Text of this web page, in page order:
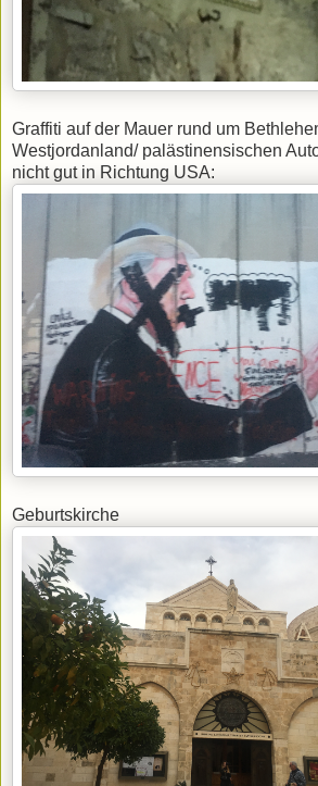
Graffiti auf der Mauer rund um
Westjordanland/ palästinensischen
nicht gut in Richtung USA:
Geburtskirche